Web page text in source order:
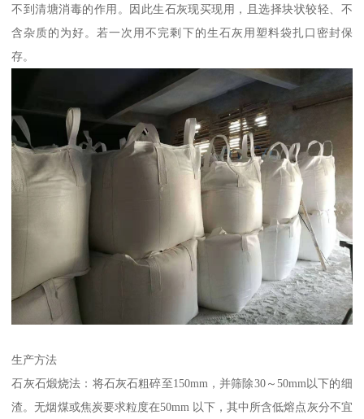
不到清塘消毒的作用。因此生石灰现买现用，且选择块状较轻、不
含杂质的为好。若一次用不完剩下的生石灰用塑料袋扎口密封保
存。
生产方法
石灰石煅烧法：将石灰石粗碎至150mm，并筛除30～50mm以下的细
渣。无烟煤或焦炭要求粒度在50mm 以下，其中所含低熔点灰分不宜